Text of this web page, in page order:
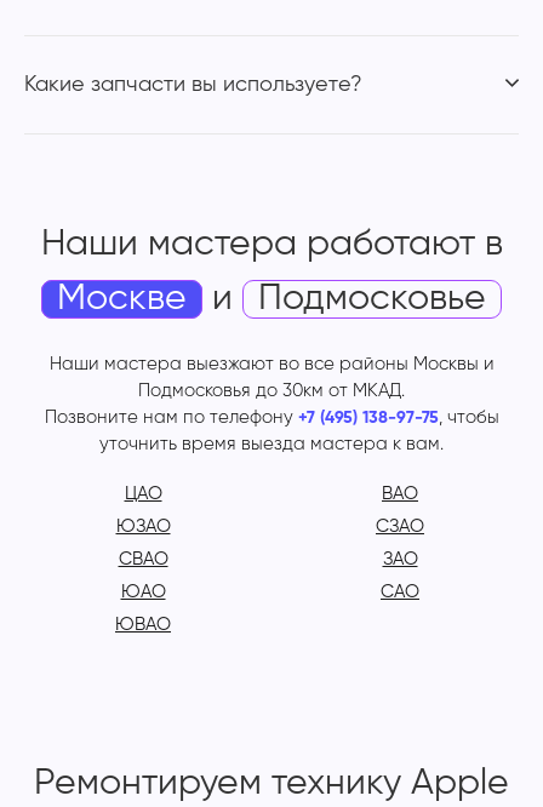
Какие запчасти вы используете?
Наши мастера работают в
Москве
и Подмосковье
Наши мастера выезжают во все районы Москвы и
Подмосковья до 30км от МКАД.
Позвоните нам по телефону +7 (495) 138-97-75, чтобы
уточнить время выезда мастера к вам.
ЦАО
ЮЗАО
СВАО
ЮАО
ЮВАО
ВАО
СЗАО
ЗАО
САО
Ремонтируем технику Apple